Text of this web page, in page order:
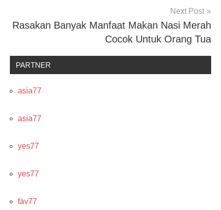
Next Post
Rasakan Banyak Manfaat Makan Nasi Merah
Cocok Untuk Orang Tua
PARTNER
asia77
asia77
yes77
yes77
fav77